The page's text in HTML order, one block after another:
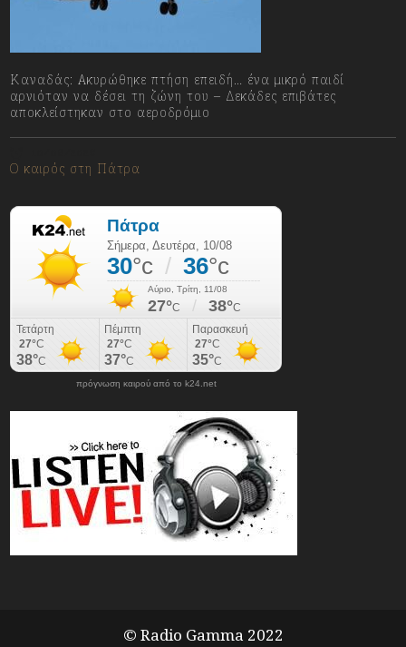
Καναδάς: Ακυρώθηκε πτήση επειδή… ένα μικρό παιδί
αρνιόταν να δέσει τη ζώνη του – Δεκάδες επιβάτες
αποκλείστηκαν στο αεροδρόμιο
Ο καιρός στη Πάτρα
πρόγνωση καιρού από το k24.net
© Radio Gamma 2022